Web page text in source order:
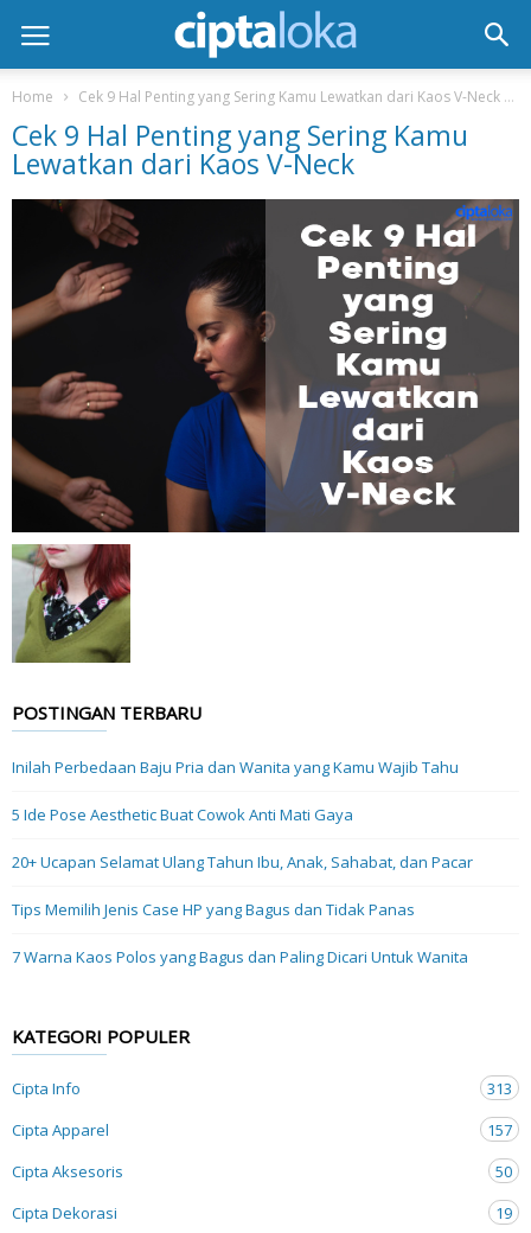
Home Cek 9 Hal Penting yang Sering Kamu Lewatkan dari Kaos V-Neck
Cek 9 Hal Penting yang Sering Kamu
Lewatkan dari Kaos V-Neck
POSTINGAN TERBARU
Inilah Perbedaan Baju Pria dan Wanita yang Kamu Wajib Tahu
5 Ide Pose Aesthetic Buat Cowok Anti Mati Gaya
20+ Ucapan Selamat Ulang Tahun Ibu, Anak, Sahabat, dan Pacar
Tips Memilih Jenis Case HP yang Bagus dan Tidak Panas
7 Warna Kaos Polos yang Bagus dan Paling Dicari Untuk Wanita
KATEGORI POPULER
Cipta Info
313
Cipta Apparel
157
Cipta Aksesoris
50
Cipta Dekorasi
19